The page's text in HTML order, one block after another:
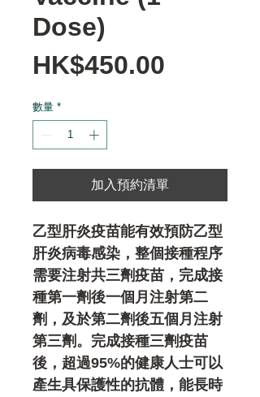
Dose)
HK$450.00
數量 *
加入預約清單
乙型肝炎疫苗能有效預防乙型
肝炎病毒感染，整個接種程序
需要注射共三劑疫苗，完成接
種第一劑後一個月注射第二
劑，及於第二劑後五個月注射
第三劑。完成接種三劑疫苗
後，超過95%的健康人士可以
產生具保護性的抗體，能長時